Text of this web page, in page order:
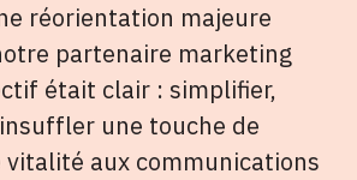
réorientation majeure
partenaire marketing
était clair : simplifier,
une touche de
aux communications